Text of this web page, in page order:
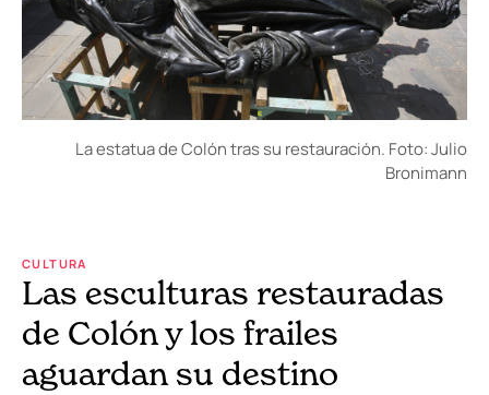
La estatua de Colón tras su restauración. Foto: Julio
Bronimann
CULTURA
Las esculturas restauradas
de Colón y los frailes
aguardan su destino